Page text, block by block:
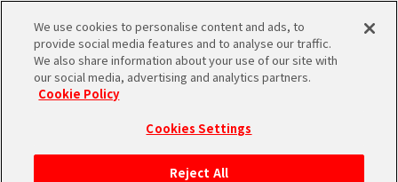
MEN
NEWS
We use cookies to personalise content and ads, to
provide social media features and to analyse our traffic.
We also share information about your use of our site with
our social media, advertising and analytics partners.
Cookie Policy
Cookies Settings
Reject All